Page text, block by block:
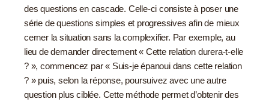
des questions en cascade. Celle-ci consiste à poser une
série de questions simples et progressives afin de mieux
cerner la situation sans la complexifier. Par exemple, au
lieu de demander directement « Cette relation durera-t-elle
? », commencez par « Suis-je épanoui dans cette relation
? » puis, selon la réponse, poursuivez avec une autre
question plus ciblée. Cette méthode permet d’obtenir des